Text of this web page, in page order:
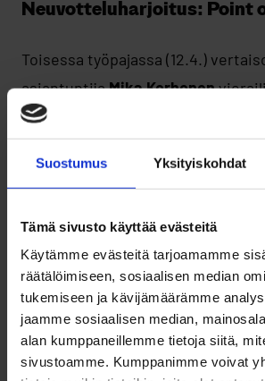
Suostumus Yksityiskohdat
Tämä sivusto käyttää evästeitä
Käytämme evästeitä tarjoamamme
räätälöimiseen, sosiaalisen median
tukemiseen ja kävijämäärämme
jaamme sosiaalisen median,
alan kumppaneillemme tietoja siitä,
sivustoamme. Kumppanimme voivat
Neuvotteluharjoitus: Point
Toisessa työpajassa (12.4.)
asiantuntijaMika Korhonen
veti 22 osallistujalle
jossa nuoret tarkkailivat
pohjautuvia väittämiä.
vuorovaikutukseen, jossa pyritään
ymmärrykseen – ei vain
tuomalla esiin omia ajatuksia ja
käsityksiä, osallistujat löysivät
ymmärryksen arvoon